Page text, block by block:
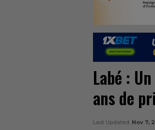
Labé :
ans de
Last Updated Nov 7,